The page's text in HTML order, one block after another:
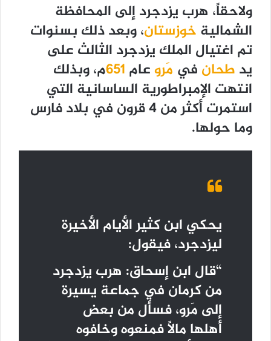
ولاحقاً، هرب يزدجرد إلى المحافظة
الشمالية خوزستان، وبعد ذلك بسنوات
تم اغتيال الملك يزدجرد الثالث على
يد طحان في مَروعام 651م، وبذلك
انتهت الإمبراطورية الساسانية التي
استمرت أكثر من 4 قرون في بلاد فارس
وما حولها.
يحكي ابن كثير الأيام الأخيرة
ليزدجرد، فيقول:
“قال ابن إسحاق: هرب يزدجرد
من كرمان في جماعة يسيرة
إلى مَرو، فسأل من بعض
أهلها مالاً فمنعوه وخافوه